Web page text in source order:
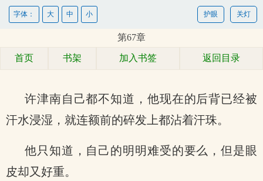
关灯
护眼
字体： 大 中 小
第67章
首页 书架 加入书签 返回目录
许津南自己都不知道，他现在的后背已经被
汗水浸湿，就连额前的碎发上都沾着汗珠。
他只知道，自己的明明难受的要么，但是眼
皮却又好重。